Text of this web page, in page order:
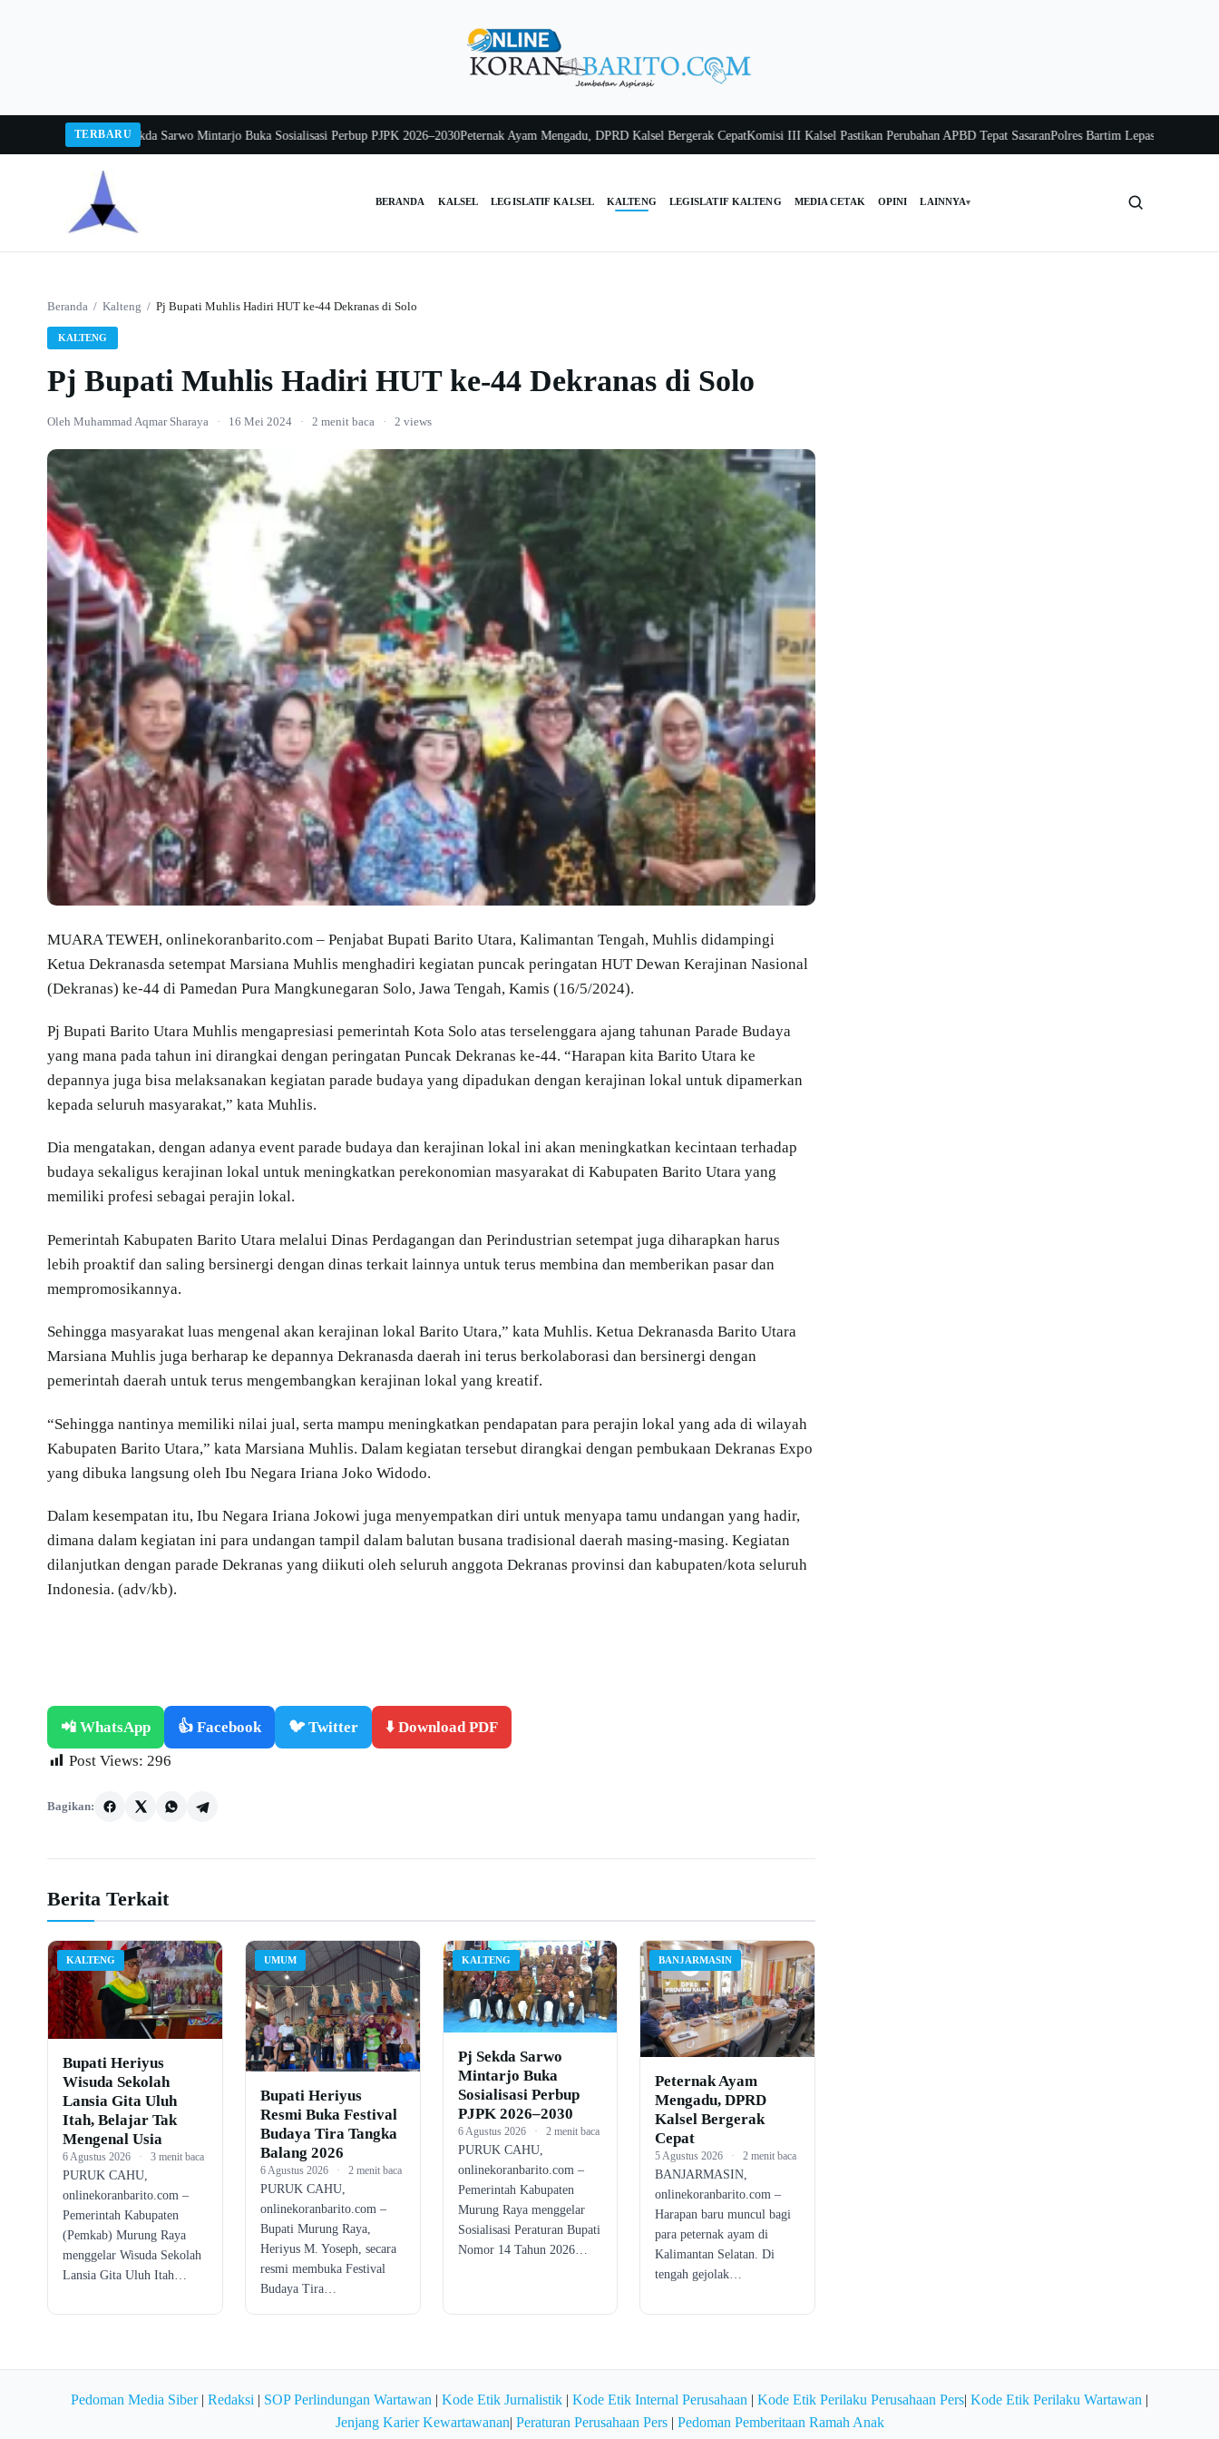
TERBARU
Balang 2026Pj Sekda Sarwo Mintarjo Buka Sosialisasi Perbup PJPK 2026–2030Peternak Ayam Mengadu, DPRD Kalsel Bergerak CepatKomisi III Kalsel Pastikan Perubahan APBD Tepat SasaranPolres Bartim Lepas Bakti Sosial untuk
BERANDA KALSEL LEGISLATIF KALSEL KALTENG LEGISLATIF KALTENG MEDIA CETAK OPINI LAINNYA▾
Beranda / Kalteng / Pj Bupati Muhlis Hadiri HUT ke-44 Dekranas di Solo
KALTENG
Pj Bupati Muhlis Hadiri HUT ke-44 Dekranas di Solo
Oleh Muhammad Aqmar Sharaya · 16 Mei 2024 · 2 menit baca · 2 views
MUARA TEWEH, onlinekoranbarito.com – Penjabat Bupati Barito Utara, Kalimantan Tengah, Muhlis didampingi
Ketua Dekranasda setempat Marsiana Muhlis menghadiri kegiatan puncak peringatan HUT Dewan Kerajinan Nasional
(Dekranas) ke-44 di Pamedan Pura Mangkunegaran Solo, Jawa Tengah, Kamis (16/5/2024).
Pj Bupati Barito Utara Muhlis mengapresiasi pemerintah Kota Solo atas terselenggara ajang tahunan Parade Budaya
yang mana pada tahun ini dirangkai dengan peringatan Puncak Dekranas ke-44. “Harapan kita Barito Utara ke
depannya juga bisa melaksanakan kegiatan parade budaya yang dipadukan dengan kerajinan lokal untuk dipamerkan
kepada seluruh masyarakat,” kata Muhlis.
Dia mengatakan, dengan adanya event parade budaya dan kerajinan lokal ini akan meningkatkan kecintaan terhadap
budaya sekaligus kerajinan lokal untuk meningkatkan perekonomian masyarakat di Kabupaten Barito Utara yang
memiliki profesi sebagai perajin lokal.
Pemerintah Kabupaten Barito Utara melalui Dinas Perdagangan dan Perindustrian setempat juga diharapkan harus
lebih proaktif dan saling bersinergi dengan dinas terkait lainnya untuk terus membina dan memberikan pasar dan
mempromosikannya.
Sehingga masyarakat luas mengenal akan kerajinan lokal Barito Utara,” kata Muhlis. Ketua Dekranasda Barito Utara
Marsiana Muhlis juga berharap ke depannya Dekranasda daerah ini terus berkolaborasi dan bersinergi dengan
pemerintah daerah untuk terus mengembangkan kerajinan lokal yang kreatif.
“Sehingga nantinya memiliki nilai jual, serta mampu meningkatkan pendapatan para perajin lokal yang ada di wilayah
Kabupaten Barito Utara,” kata Marsiana Muhlis. Dalam kegiatan tersebut dirangkai dengan pembukaan Dekranas Expo
yang dibuka langsung oleh Ibu Negara Iriana Joko Widodo.
Dalam kesempatan itu, Ibu Negara Iriana Jokowi juga menyempatkan diri untuk menyapa tamu undangan yang hadir,
dimana dalam kegiatan ini para undangan tampil dalam balutan busana tradisional daerah masing-masing. Kegiatan
dilanjutkan dengan parade Dekranas yang diikuti oleh seluruh anggota Dekranas provinsi dan kabupaten/kota seluruh
Indonesia. (adv/kb).
📲 WhatsApp 👍 Facebook 🐦 Twitter
⬇️ Download PDF
Post Views: 296
Bagikan:
Berita Terkait
KALTENG
Bupati Heriyus
Wisuda Sekolah
Lansia Gita Uluh
Itah, Belajar Tak
Mengenal Usia
6 Agustus 2026 · 3 menit baca
PURUK CAHU,
onlinekoranbarito.com –
Pemerintah Kabupaten
(Pemkab) Murung Raya
menggelar Wisuda Sekolah
Lansia Gita Uluh Itah…
UMUM
Bupati Heriyus
Resmi Buka Festival
Budaya Tira Tangka
Balang 2026
6 Agustus 2026 · 2 menit baca
PURUK CAHU,
onlinekoranbarito.com –
Bupati Murung Raya,
Heriyus M. Yoseph, secara
resmi membuka Festival
Budaya Tira…
KALTENG
Pj Sekda Sarwo
Mintarjo Buka
Sosialisasi Perbup
PJPK 2026–2030
6 Agustus 2026 · 2 menit baca
PURUK CAHU,
onlinekoranbarito.com –
Pemerintah Kabupaten
Murung Raya menggelar
Sosialisasi Peraturan Bupati
Nomor 14 Tahun 2026…
BANJARMASIN
Peternak Ayam
Mengadu, DPRD
Kalsel Bergerak
Cepat
5 Agustus 2026 · 2 menit baca
BANJARMASIN,
onlinekoranbarito.com –
Harapan baru muncul bagi
para peternak ayam di
Kalimantan Selatan. Di
tengah gejolak…
Pedoman Media Siber| Redaksi | SOP Perlindungan Wartawan | Kode Etik Jurnalistik | Kode Etik Internal Perusahaan | Kode Etik Perilaku Perusahaan Pers| Kode Etik Perilaku Wartawan |
Jenjang Karier Kewartawanan| Peraturan Perusahaan Pers| Pedoman Pemberitaan Ramah Anak